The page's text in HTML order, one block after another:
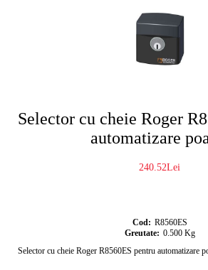
Selector cu cheie Roger
automatizare
240.52Lei
Cod: R8560ES
Greutate: 0.500 Kg
Selector cu cheie Roger R8560ES pentru automatizare